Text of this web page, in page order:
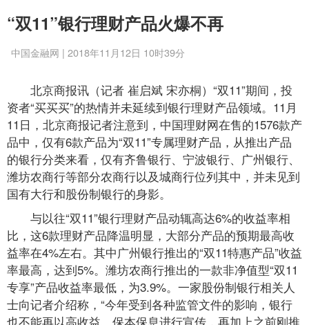
“双11”银行理财产品火爆不再
中国金融网 | 2018年11月12日 10时39分
北京商报讯（记者 崔启斌 宋亦桐）“双11”期间，投
资者“买买买”的热情并未延续到银行理财产品领域。11月
11日，北京商报记者注意到，中国理财网在售的1576款产
品中，仅有6款产品为“双11”专属理财产品，从推出产品
的银行分类来看，仅有齐鲁银行、宁波银行、广州银行、
潍坊农商行等部分农商行以及城商行位列其中，并未见到
国有大行和股份制银行的身影。
与以往“双11”银行理财产品动辄高达6%的收益率相
比，这6款理财产品降温明显，大部分产品的预期最高收
益率在4%左右。其中广州银行推出的“双11特惠产品”收益
率最高，达到5%。潍坊农商行推出的一款非净值型“双11
专享”产品收益率最低，为3.9%。一家股份制银行相关人
士向记者介绍称，“今年受到各种监管文件的影响，银行
也不能再以高收益、保本保息进行宣传，再加上之前刚推